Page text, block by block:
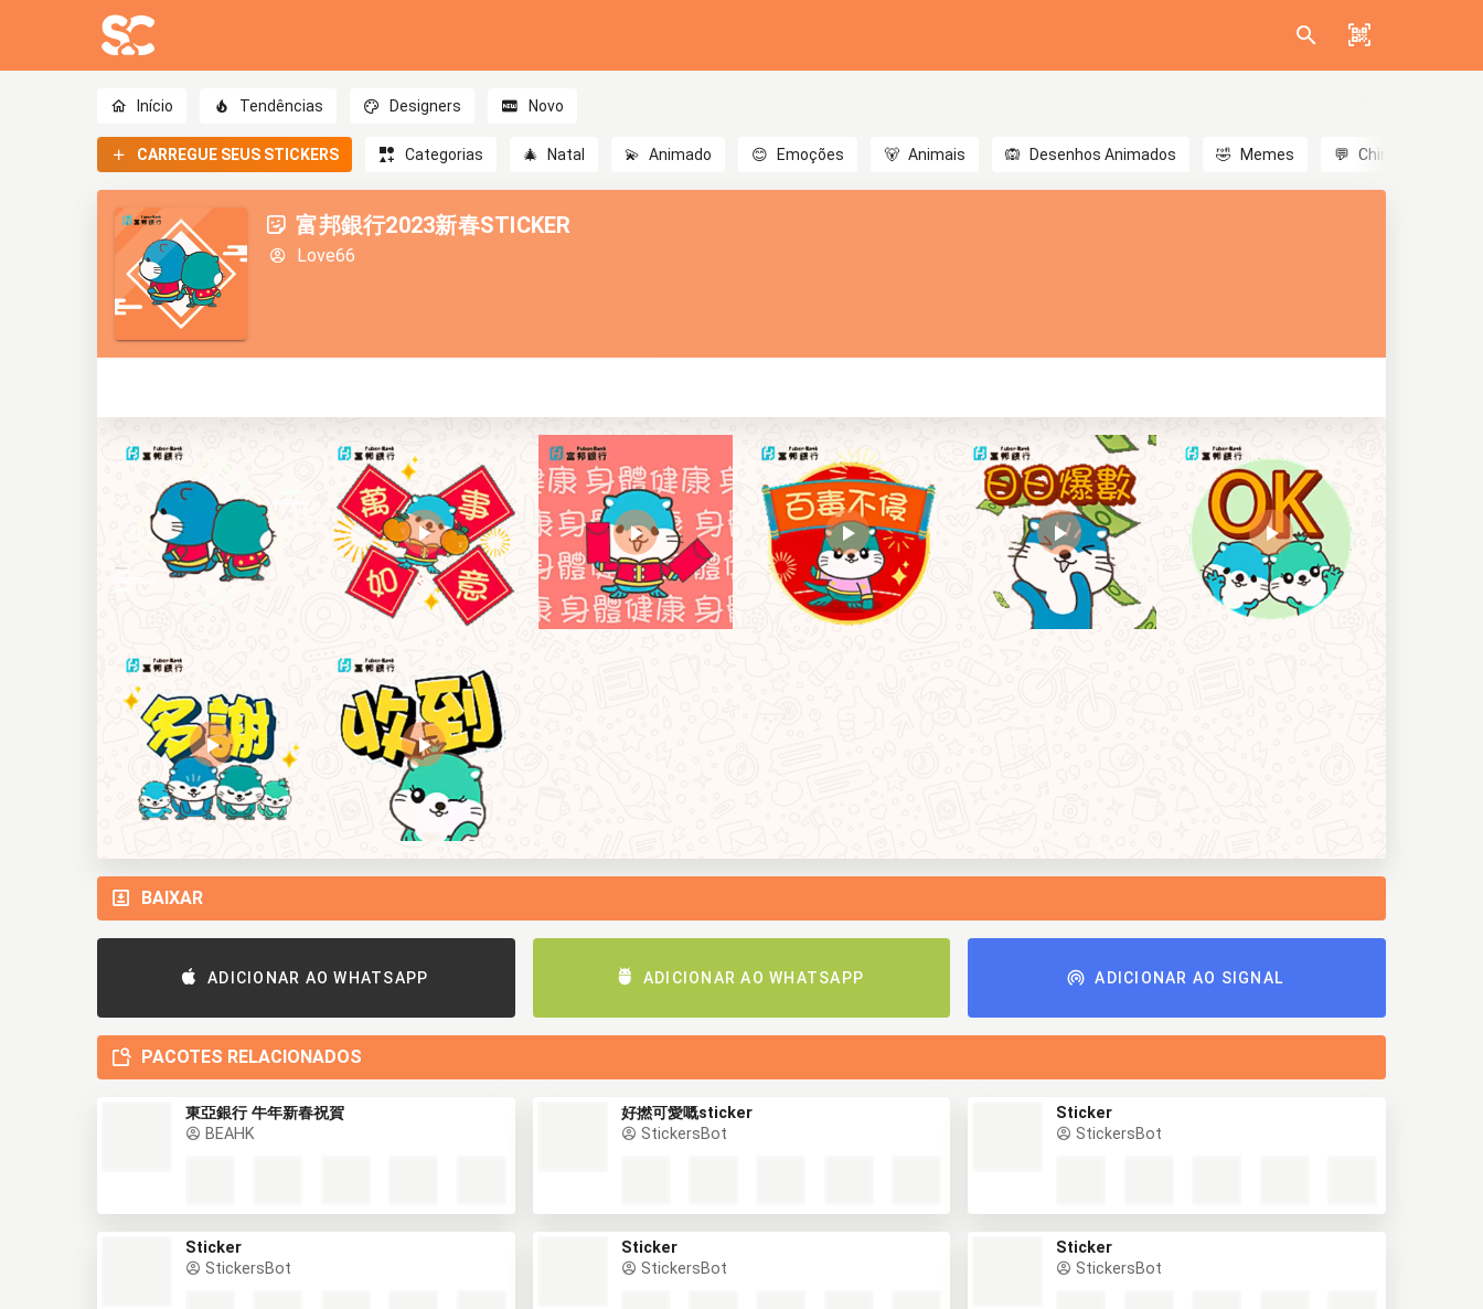
Início Tendências Designers Novo
CARREGUE SEUS STICKERS Categorias 🎄 Natal 💫 Animado 😊 Emoções 🐻 Animais 🙉 Desenhos Animados 🤣 Memes 💬 Chinês
富邦銀行2023新春STICKER
Love66
BAIXAR
ADICIONAR AO WHATSAPP ADICIONAR AO WHATSAPP ADICIONAR AO SIGNAL
PACOTES RELACIONADOS
東亞銀行 牛年新春祝賀
BEAHK
好撚可愛嘅sticker
StickersBot
Sticker
StickersBot
Sticker
StickersBot
Sticker
StickersBot
Sticker
StickersBot